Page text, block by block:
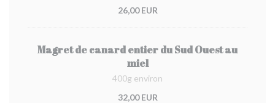
26,00 EUR
Magret de canard entier du Sud Ouest au
miel
400g environ
32,00 EUR